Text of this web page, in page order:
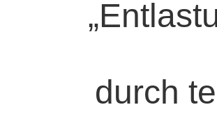
durch